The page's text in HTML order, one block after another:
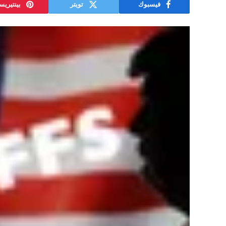
فيسبوك تويتر